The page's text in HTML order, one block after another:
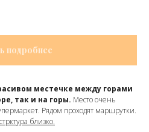
подробнее
местечке между горами
так и на горы. Место очень
Рядом проходят маршрутки.
близко.